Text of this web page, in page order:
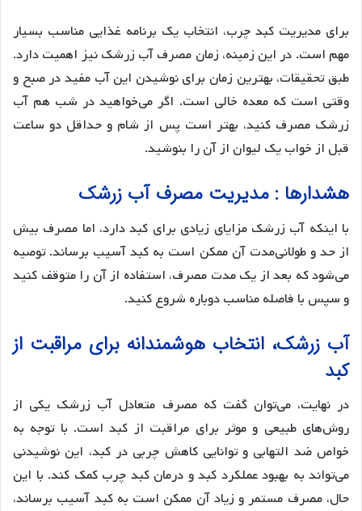
برای مدیریت کبد چرب، انتخاب یک برنامه غذایی مناسب بسیار
مهم است. در این زمینه، زمان مصرف آب زرشک نیز اهمیت دارد.
طبق تحقیقات، بهترین زمان برای نوشیدن این آب مفید در صبح و
وقتی است که معده خالی است. اگر می‌خواهید در شب هم آب
زرشک مصرف کنید، بهتر است پس از شام و حداقل دو ساعت
قبل از خواب یک لیوان از آن را بنوشید.
هشدارها : مدیریت مصرف آب زرشک
با اینکه آب زرشک مزایای زیادی برای کبد دارد، اما مصرف بیش
از حد و طولانی‌مدت آن ممکن است به کبد آسیب برساند. توصیه
می‌شود که بعد از یک مدت مصرف، استفاده از آن را متوقف کنید
و سپس با فاصله مناسب دوباره شروع کنید.
آب زرشک، انتخاب هوشمندانه برای مراقبت از
کبد
در نهایت، می‌توان گفت که مصرف متعادل آب زرشک یکی از
روش‌های طبیعی و موثر برای مراقبت از کبد است. با توجه به
خواص ضد التهابی و توانایی کاهش چربی در کبد، این نوشیدنی
می‌تواند به بهبود عملکرد کبد و درمان کبد چرب کمک کند. با این
حال، مصرف مستمر و زیاد آن ممکن است به کبد آسیب برساند،